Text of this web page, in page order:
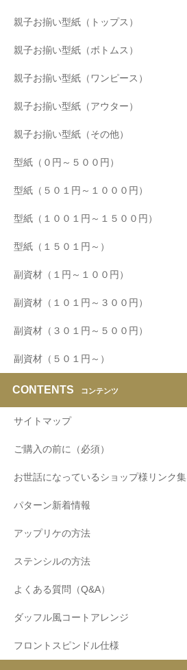
親子お揃い型紙（トップス）
親子お揃い型紙（ボトムス）
親子お揃い型紙（ワンピース）
親子お揃い型紙（アウター）
親子お揃い型紙（その他）
型紙（０円～５００円）
型紙（５０１円～１０００円）
型紙（１００１円～１５００円）
型紙（１５０１円～）
副資材（１円～１００円）
副資材（１０１円～３００円）
副資材（３０１円～５００円）
副資材（５０１円～）
CONTENTS コンテンツ
サイトマップ
ご購入の前に（必須）
お世話になっているショップ様リンク集
パターン新着情報
アップリケの方法
ステンシルの方法
よくある質問（Q&A）
ダッフル風コートアレンジ
フロントスピンドル仕様